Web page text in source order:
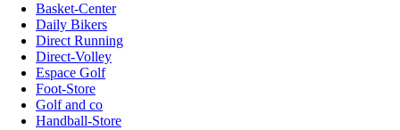
Basket-Center
Daily Bikers
Direct Running
Direct-Volley
Espace Golf
Foot-Store
Golf and co
Handball-Store